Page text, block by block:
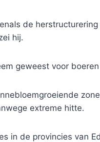
de
hij.
geweest voor
extreme hitte.
in de provincies van